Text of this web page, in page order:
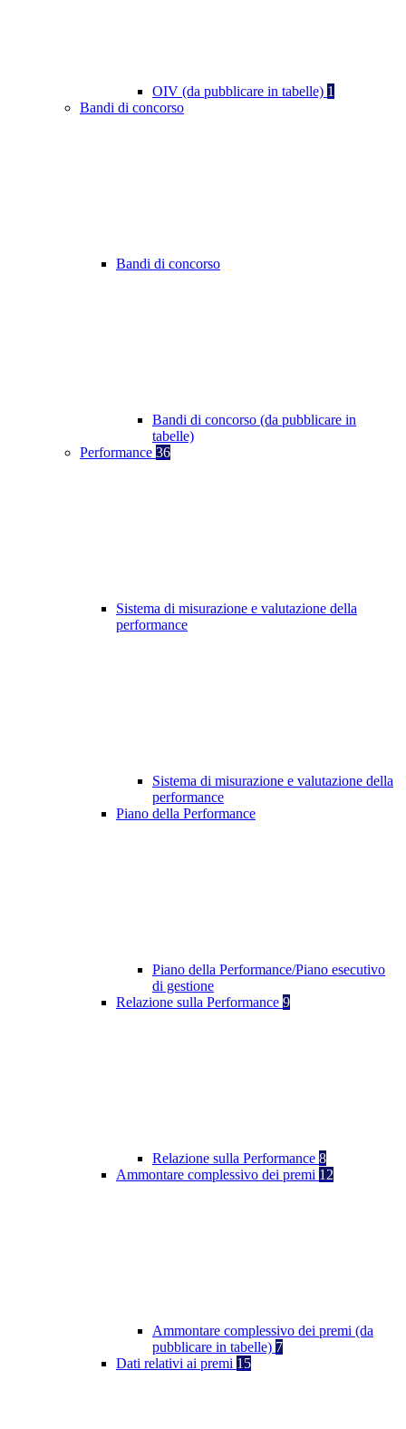
OIV (da pubblicare in tabelle) 1
Bandi di concorso
Bandi di concorso
Bandi di concorso (da pubblicare in
tabelle)
Performance 36
Sistema di misurazione e valutazione della
performance
Sistema di misurazione e valutazione della
performance
Piano della Performance
Piano della Performance/Piano esecutivo
di gestione
Relazione sulla Performance 9
Relazione sulla Performance 8
Ammontare complessivo dei premi 12
Ammontare complessivo dei premi (da
pubblicare in tabelle) 7
Dati relativi ai premi 15